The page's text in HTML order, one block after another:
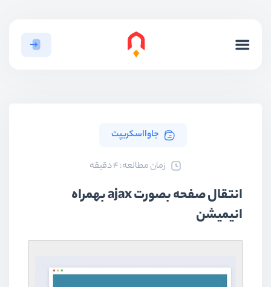
جاوااسکریپت
ﺯﻣﺎﻥ ﻣﻄﺎﻟﻌﻪ: 4 دقیقه
انتقال صفحه بصورت ajax بهمراه
انیمیشن